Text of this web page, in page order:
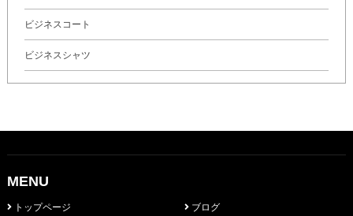
ビジネスコート
ビジネスシャツ
MENU
トップページ ブログ